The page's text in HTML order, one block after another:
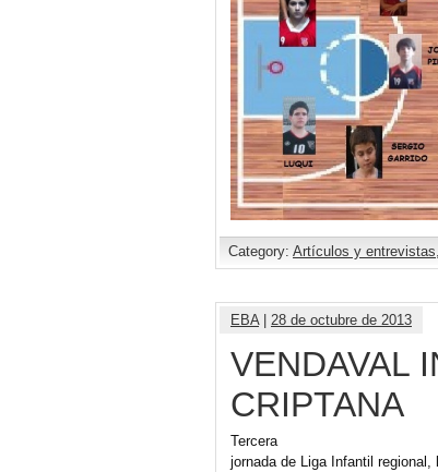
Category: Artículos y entrevistas,
EBA| 28 de octubre de 2013
VENDAVAL
CRIPTANA
Tercera
jornada de Liga Infantil